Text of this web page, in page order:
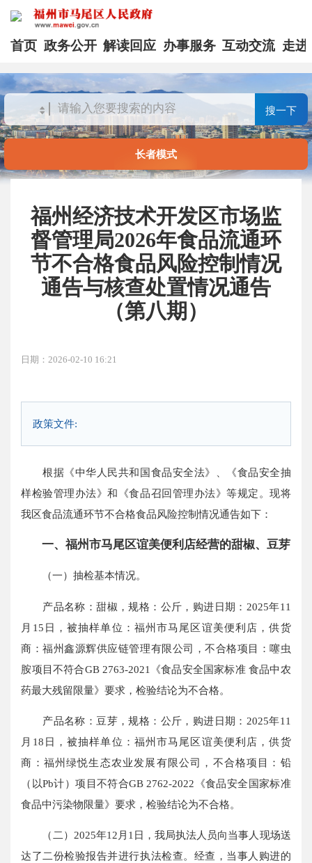
首页 政务公开 解读回应 办事服务 互动交流 走进
搜一下
长者模式
福州经济技术开发区市场监
督管理局2026年食品流通环
节不合格食品风险控制情况
通告与核查处置情况通告
（第八期）
日期：2026-02-10 16:21
政策文件:
根据《中华人民共和国食品安全法》、《食品安全抽
样检验管理办法》和《食品召回管理办法》等规定。现将
我区食品流通环节不合格食品风险控制情况通告如下：
一、福州市马尾区谊美便利店经营的甜椒、豆芽
（一）抽检基本情况。
产品名称：甜椒，规格：公斤，购进日期：2025年11
月15日，被抽样单位：福州市马尾区谊美便利店，供货
商：福州鑫源辉供应链管理有限公司，不合格项目：噻虫
胺项目不符合GB 2763-2021《食品安全国家标准 食品中农
药最大残留限量》要求，检验结论为不合格。
产品名称：豆芽，规格：公斤，购进日期：2025年11
月18日，被抽样单位：福州市马尾区谊美便利店，供货
商：福州绿悦生态农业发展有限公司，不合格项目：铅
（以Pb计）项目不符合GB 2762-2022《食品安全国家标准
食品中污染物限量》要求，检验结论为不合格。
（二）2025年12月1日，我局执法人员向当事人现场送
达了二份检验报告并进行执法检查。经查，当事人购进的